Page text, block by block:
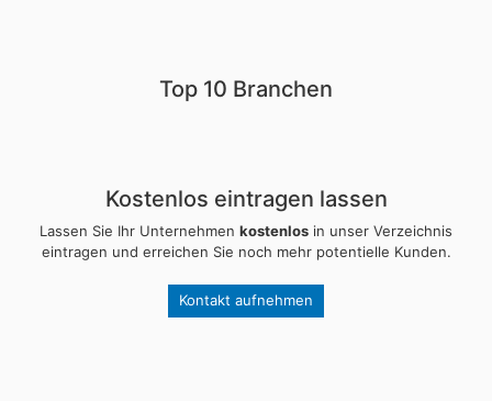
Top 10 Branchen
Kostenlos eintragen lassen
Lassen Sie Ihr Unternehmen kostenlos in unser Verzeichnis
eintragen und erreichen Sie noch mehr potentielle Kunden.
Kontakt aufnehmen